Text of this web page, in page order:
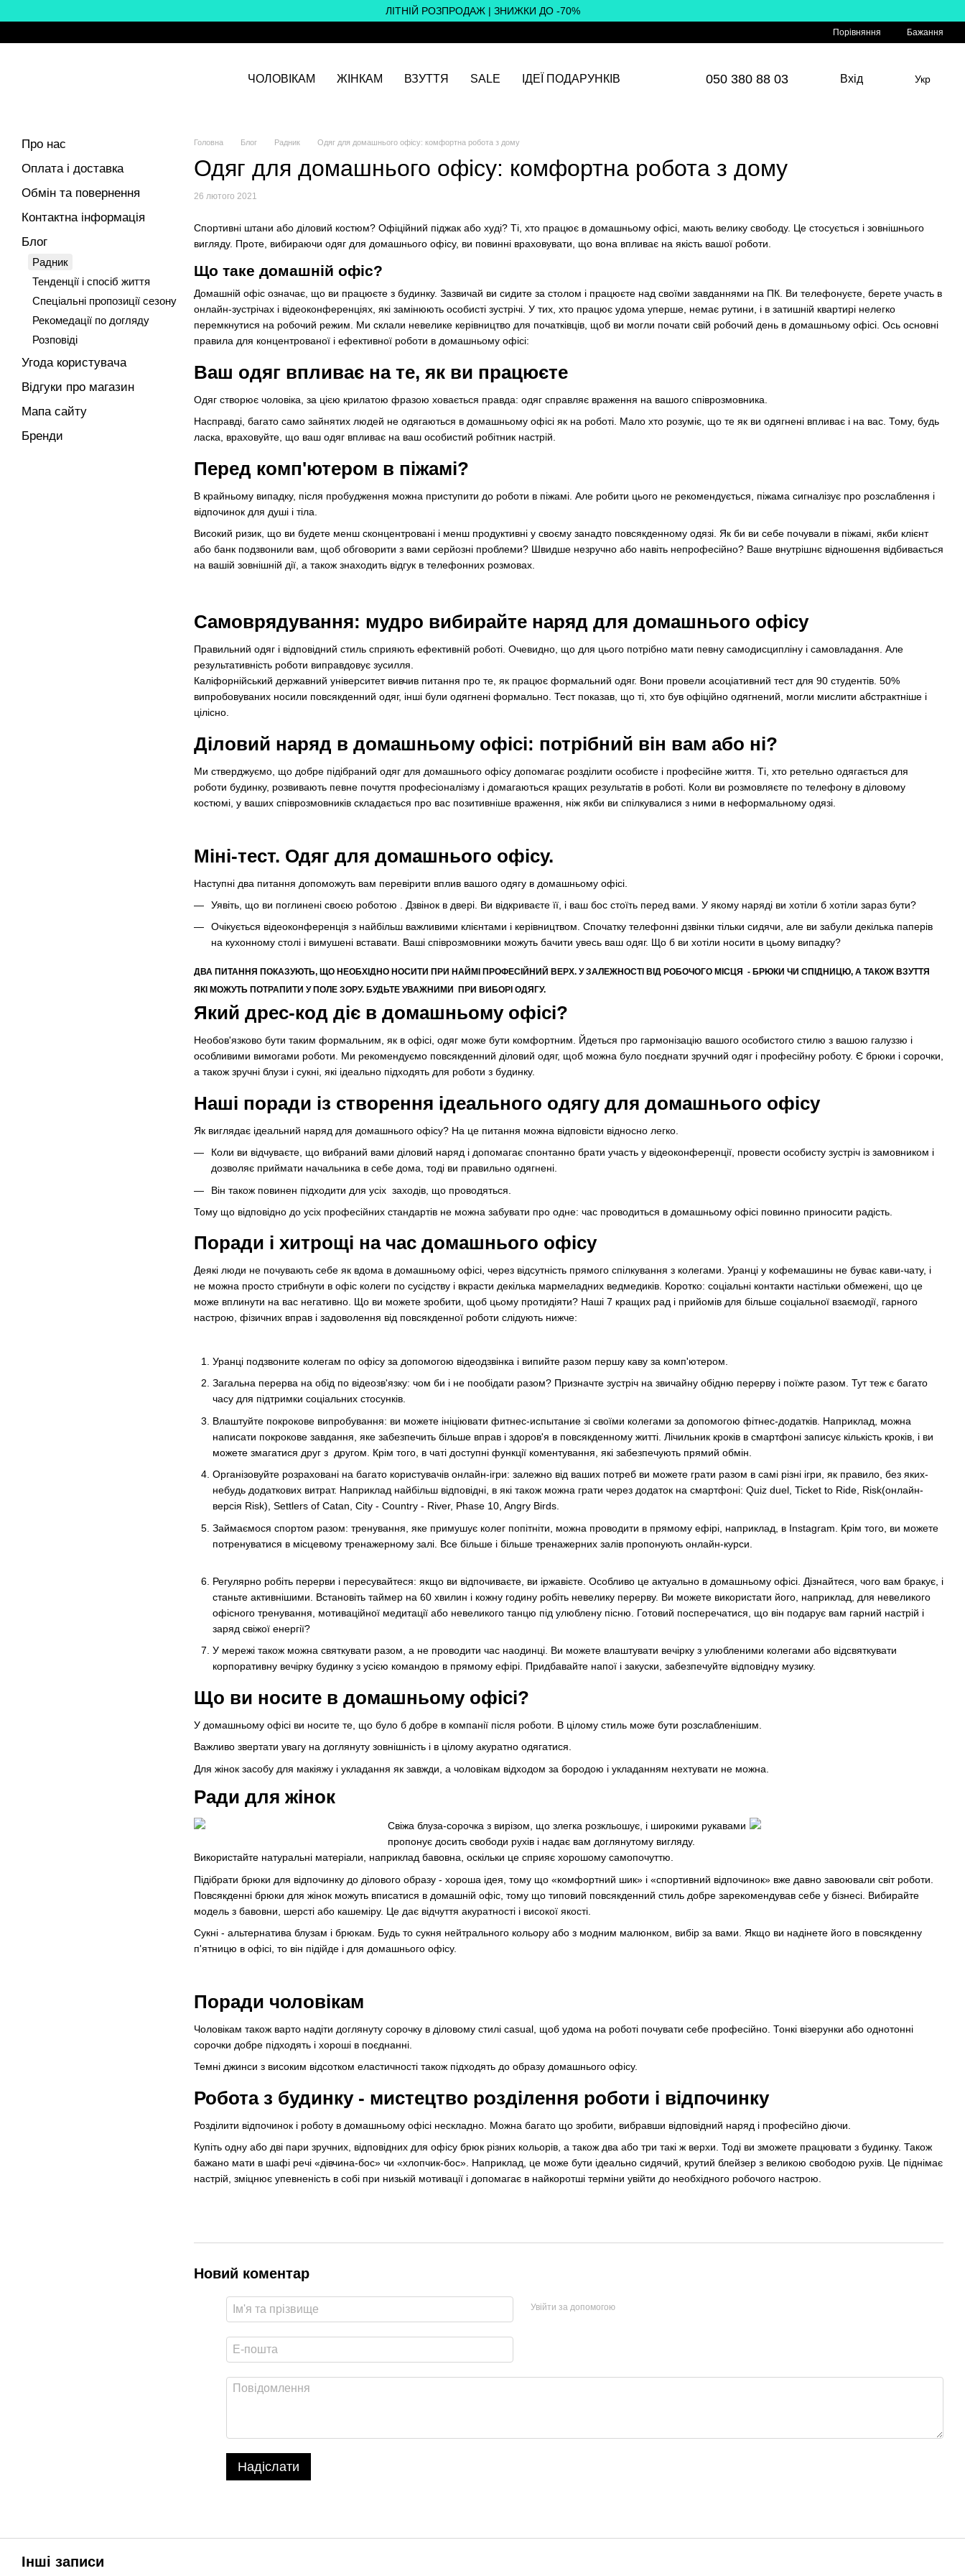
ЛІТНІЙ РОЗПРОДАЖ | ЗНИЖКИ ДО -70%
Порівняння Бажання
ЧОЛОВІКАМ ЖІНКАМ ВЗУТТЯ SALE ІДЕЇ ПОДАРУНКІВ 050 380 88 03 Вхід Укр
Головна Блог Радник Одяг для домашнього офісу: комфортна робота з дому
Одяг для домашнього офісу: комфортна робота з дому
26 лютого 2021
Cпортивні штани або діловий костюм? Офіційний піджак або худі? Ті, хто працює в домашньому офісі, мають велику свободу. Це стосується і зовнішнього
вигляду. Проте, вибираючи одяг для домашнього офісу, ви повинні враховувати, що вона впливає на якість вашої роботи.
Що таке домашній офіс?
Домашній офіс означає, що ви працюєте з будинку. Зазвичай ви сидите за столом і працюєте над своїми завданнями на ПК. Ви телефонуєте, берете участь в
онлайн-зустрічах і відеоконференціях, які замінюють особисті зустрічі. У тих, хто працює удома уперше, немає рутини, і в затишній квартирі нелегко
перемкнутися на робочий режим. Ми склали невелике керівництво для початківців, щоб ви могли почати свій робочий день в домашньому офісі. Ось основні
правила для концентрованої і ефективної роботи в домашньому офісі:
Ваш одяг впливає на те, як ви працюєте
Одяг створює чоловіка, за цією крилатою фразою ховається правда: одяг справляє враження на вашого співрозмовника.
Насправді, багато само зайнятих людей не одягаються в домашньому офісі як на роботі. Мало хто розуміє, що те як ви одягнені впливає і на вас. Тому, будь
ласка, враховуйте, що ваш одяг впливає на ваш особистий робітник настрій.
Перед комп'ютером в піжамі?
В крайньому випадку, після пробудження можна приступити до роботи в піжамі. Але робити цього не рекомендується, піжама сигналізує про розслаблення і
відпочинок для душі і тіла.
Високий ризик, що ви будете менш сконцентровані і менш продуктивні у своєму занадто повсякденному одязі. Як би ви себе почували в піжамі, якби клієнт
або банк подзвонили вам, щоб обговорити з вами серйозні проблеми? Швидше незручно або навіть непрофесійно? Ваше внутрішнє відношення відбивається
на вашій зовнішній дії, а також знаходить відгук в телефонних розмовах.
Самоврядування: мудро вибирайте наряд для домашнього офісу
Правильний одяг і відповідний стиль сприяють ефективній роботі. Очевидно, що для цього потрібно мати певну самодисципліну і самовладання. Але
результативність роботи виправдовує зусилля.
Каліфорнійський державний університет вивчив питання про те, як працює формальний одяг. Вони провели асоціативний тест для 90 студентів. 50%
випробовуваних носили повсякденний одяг, інші були одягнені формально. Тест показав, що ті, хто був офіційно одягнений, могли мислити абстрактніше і
цілісно.
Діловий наряд в домашньому офісі: потрібний він вам або ні?
Ми стверджуємо, що добре підібраний одяг для домашнього офісу допомагає розділити особисте і професійне життя. Ті, хто ретельно одягається для
роботи будинку, розвивають певне почуття професіоналізму і домагаються кращих результатів в роботі. Коли ви розмовляєте по телефону в діловому
костюмі, у ваших співрозмовників складається про вас позитивніше враження, ніж якби ви спілкувалися з ними в неформальному одязі.
Міні-тест. Одяг для домашнього офісу.
Наступні два питання допоможуть вам перевірити вплив вашого одягу в домашньому офісі.
Уявіть, що ви поглинені своєю роботою . Дзвінок в двері. Ви відкриваєте її, і ваш бос стоїть перед вами. У якому наряді ви хотіли б хотіли зараз бути?
Очікується відеоконференція з найбільш важливими клієнтами і керівництвом. Спочатку телефонні дзвінки тільки сидячи, але ви забули декілька паперів
на кухонному столі і вимушені вставати. Ваші співрозмовники можуть бачити увесь ваш одяг. Що б ви хотіли носити в цьому випадку?
ДВА ПИТАННЯ ПОКАЗУЮТЬ, ЩО НЕОБХІДНО НОСИТИ ПРИ НАЙМІ ПРОФЕСІЙНИЙ ВЕРХ. У ЗАЛЕЖНОСТІ ВІД РОБОЧОГО МІСЦЯ - БРЮКИ ЧИ СПІДНИЦЮ, А ТАКОЖ ВЗУТТЯ
ЯКІ МОЖУТЬ ПОТРАПИТИ У ПОЛЕ ЗОРУ. БУДЬТЕ УВАЖНИМИ ПРИ ВИБОРІ ОДЯГУ.
Який дрес-код діє в домашньому офісі?
Необов'язково бути таким формальним, як в офісі, одяг може бути комфортним. Йдеться про гармонізацію вашого особистого стилю з вашою галуззю і
особливими вимогами роботи. Ми рекомендуємо повсякденний діловий одяг, щоб можна було поєднати зручний одяг і професійну роботу. Є брюки і сорочки,
а також зручні блузи і сукні, які ідеально підходять для роботи з будинку.
Наші поради із створення ідеального одягу для домашнього офісу
Як виглядає ідеальний наряд для домашнього офісу? На це питання можна відповісти відносно легко.
Коли ви відчуваєте, що вибраний вами діловий наряд і допомагає спонтанно брати участь у відеоконференції, провести особисту зустріч із замовником і
дозволяє приймати начальника в себе дома, тоді ви правильно одягнені.
Він також повинен підходити для усіх заходів, що проводяться.
Тому що відповідно до усіх професійних стандартів не можна забувати про одне: час проводиться в домашньому офісі повинно приносити радість.
Поради і хитрощі на час домашнього офісу
Деякі люди не почувають себе як вдома в домашньому офісі, через відсутність прямого спілкування з колегами. Уранці у кофемашины не буває кави-чату, і
не можна просто стрибнути в офіс колеги по сусідству і вкрасти декілька мармеладних ведмедиків. Коротко: соціальні контакти настільки обмежені, що це
може вплинути на вас негативно. Що ви можете зробити, щоб цьому протидіяти? Наші 7 кращих рад і прийомів для більше соціальної взаємодії, гарного
настрою, фізичних вправ і задоволення від повсякденної роботи слідують нижче:
Уранці подзвоните колегам по офісу за допомогою відеодзвінка і випийте разом першу каву за комп'ютером.
Загальна перерва на обід по відеозв'язку: чом би і не пообідати разом? Призначте зустріч на звичайну обідню перерву і поїжте разом. Тут теж є багато
часу для підтримки соціальних стосунків.
Влаштуйте покрокове випробування: ви можете ініціювати фитнес-испытание зі своїми колегами за допомогою фітнес-додатків. Наприклад, можна
написати покрокове завдання, яке забезпечить більше вправ і здоров'я в повсякденному житті. Лічильник кроків в смартфоні записує кількість кроків, і ви
можете змагатися друг з другом. Крім того, в чаті доступні функції коментування, які забезпечують прямий обмін.
Організовуйте розраховані на багато користувачів онлайн-ігри: залежно від ваших потреб ви можете грати разом в самі різні ігри, як правило, без яких-
небудь додаткових витрат. Наприклад найбільш відповідні, в які також можна грати через додаток на смартфоні: Quiz duel, Ticket to Ride, Risk(онлайн-
версія Risk), Settlers of Catan, City - Country - River, Phase 10, Angry Birds.
Займаємося спортом разом: тренування, яке примушує колег попітніти, можна проводити в прямому ефірі, наприклад, в Instagram. Крім того, ви можете
потренуватися в місцевому тренажерному залі. Все більше і більше тренажерних залів пропонують онлайн-курси.
Регулярно робіть перерви і пересувайтеся: якщо ви відпочиваєте, ви іржавієте. Особливо це актуально в домашньому офісі. Дізнайтеся, чого вам бракує, і
станьте активнішими. Встановіть таймер на 60 хвилин і кожну годину робіть невелику перерву. Ви можете використати його, наприклад, для невеликого
офісного тренування, мотиваційної медитації або невеликого танцю під улюблену пісню. Готовий посперечатися, що він подарує вам гарний настрій і
заряд свіжої енергії?
У мережі також можна святкувати разом, а не проводити час наодинці. Ви можете влаштувати вечірку з улюбленими колегами або відсвяткувати
корпоративну вечірку будинку з усією командою в прямому ефірі. Придбавайте напої і закуски, забезпечуйте відповідну музику.
Що ви носите в домашньому офісі?
У домашньому офісі ви носите те, що було б добре в компанії після роботи. В цілому стиль може бути розслабленішим.
Важливо звертати увагу на доглянуту зовнішність і в цілому акуратно одягатися.
Для жінок засобу для макіяжу і укладання як завжди, а чоловікам відходом за бородою і укладанням нехтувати не можна.
Ради для жінок
Свіжа блуза-сорочка з вирізом, що злегка розкльошує, і широкими рукавами
пропонує досить свободи рухів і надає вам доглянутому вигляду.
Використайте натуральні матеріали, наприклад бавовна, оскільки це сприяє хорошому самопочуттю.
Підібрати брюки для відпочинку до ділового образу - хороша ідея, тому що «комфортний шик» і «спортивний відпочинок» вже давно завоювали світ роботи.
Повсякденні брюки для жінок можуть вписатися в домашній офіс, тому що типовий повсякденний стиль добре зарекомендував себе у бізнесі. Вибирайте
модель з бавовни, шерсті або кашеміру. Це дає відчуття акуратності і високої якості.
Сукні - альтернатива блузам і брюкам. Будь то сукня нейтрального кольору або з модним малюнком, вибір за вами. Якщо ви надінете його в повсякденну
п'ятницю в офісі, то він підійде і для домашнього офісу.
Поради чоловікам
Чоловікам також варто надіти доглянуту сорочку в діловому стилі casual, щоб удома на роботі почувати себе професійно. Тонкі візерунки або однотонні
сорочки добре підходять і хороші в поєднанні.
Темні джинси з високим відсотком еластичності також підходять до образу домашнього офісу.
Робота з будинку - мистецтво розділення роботи і відпочинку
Розділити відпочинок і роботу в домашньому офісі нескладно. Можна багато що зробити, вибравши відповідний наряд і професійно діючи.
Купіть одну або дві пари зручних, відповідних для офісу брюк різних кольорів, а також два або три такі ж верхи. Тоді ви зможете працювати з будинку. Також
бажано мати в шафі речі «дівчина-бос» чи «хлопчик-бос». Наприклад, це може бути ідеально сидячий, крутий блейзер з великою свободою рухів. Це піднімає
настрій, зміцнює упевненість в собі при низькій мотивації і допомагає в найкоротші терміни увійти до необхідного робочого настрою.
Новий коментар
Увійти за допомогою
Надіслати
Про нас
Оплата і доставка
Обмін та повернення
Контактна інформація
Блог
Радник
Тенденції і спосіб життя
Спеціальні пропозиції сезону
Рекомедації по догляду
Розповіді
Угода користувача
Відгуки про магазин
Мапа сайту
Бренди
Інші записи